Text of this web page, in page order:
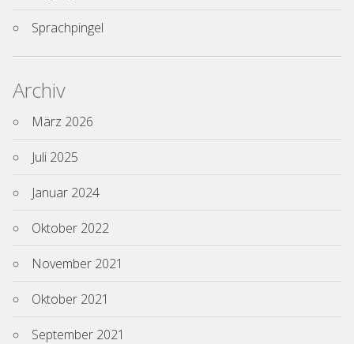
Sprachpingel
Archiv
März 2026
Juli 2025
Januar 2024
Oktober 2022
November 2021
Oktober 2021
September 2021